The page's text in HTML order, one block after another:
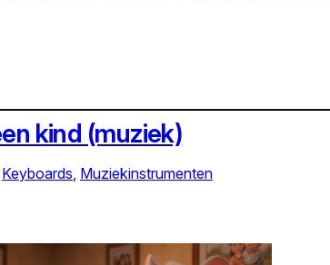
kind (muziek)
Keyboards Muziekinstrumenten